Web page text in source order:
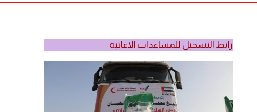
رابط التسجيل للمساعدات الاغاثية